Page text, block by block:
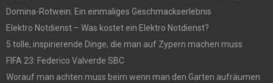
Domina-Rotwein: Ein einmaliges Geschmackserlebnis
Elektro Notdienst – Was kostet ein Elektro Notdienst?
5 tolle, inspirierende Dinge, die man auf Zypern machen muss
FIFA 23: Federico Valverde SBC
Worauf man achten muss beim wenn man den Garten aufräumen